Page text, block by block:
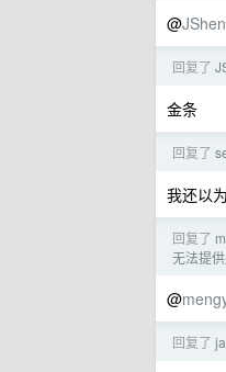
@JShen
回复了
金条
回复了
我还以
回复了
无法提
@
回复了